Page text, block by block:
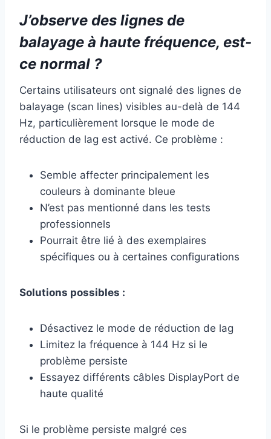
J’observe des lignes de
balayage à haute fréquence, est-
ce normal ?
Certains utilisateurs ont signalé des lignes de
balayage (scan lines) visibles au-delà de 144
Hz, particulièrement lorsque le mode de
réduction de lag est activé. Ce problème :
Semble affecter principalement les
couleurs à dominante bleue
N’est pas mentionné dans les tests
professionnels
Pourrait être lié à des exemplaires
spécifiques ou à certaines configurations
Solutions possibles :
Désactivez le mode de réduction de lag
Limitez la fréquence à 144 Hz si le
problème persiste
Essayez différents câbles DisplayPort de
haute qualité
Si le problème persiste malgré ces